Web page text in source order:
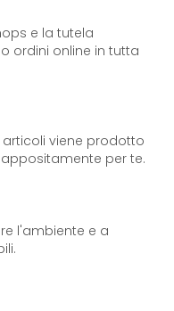
e la tutela
ordini online in tutta
viene prodotto
per te.
l'ambiente e a